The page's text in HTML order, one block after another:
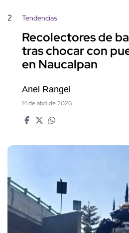
2 Tendencias
Recolectores de
tras chocar con
en Naucalpan
Anel Rangel
14 de abril de 2026